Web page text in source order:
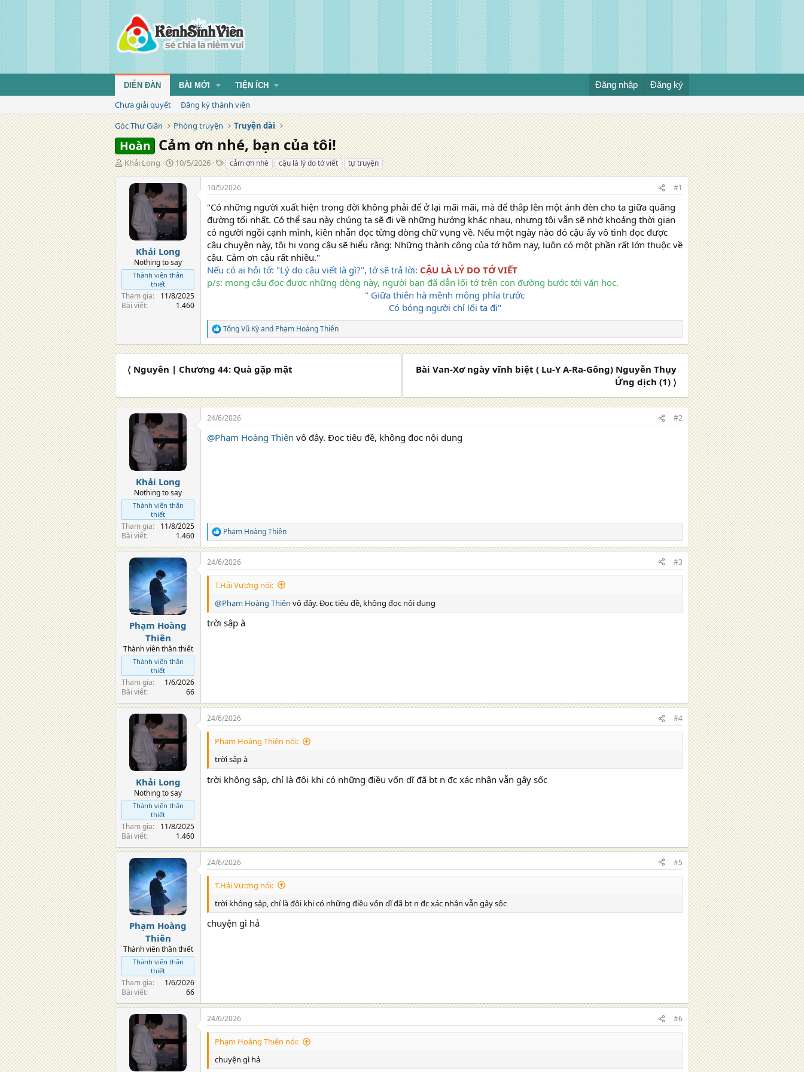
DIỄN ĐÀN BÀI MỚI TIỆN ÍCH Đăng nhập Đăng ký
Chưa giải quyết
Đăng ký thành viên
Góc Thư Giãn
Phòng truyện Truyện dài
Hoàn Cảm ơn nhé, bạn của tôi!
T
á
Khải Long
N
g
à
y
đ
ă
n
g
10/5/2026
T
ừ
k
h
ó
a
cảm ơn nhé cậu là lý do tớ viết tự truyện
Khải Long
Nothing to say
Thành viên thân
thiết
Tham gia
11/8/2025
Bài viết
1.460
10/5/2026 #1
"Có những người xuất hiện trong đời không phải để ở lại mãi mãi, mà để thắp lên một ánh đèn cho ta giữa quãng
đường tối nhất. Có thể sau này chúng ta sẽ đi về những hướng khác nhau, nhưng tôi vẫn sẽ nhớ khoảng thời gian
có người ngồi cạnh mình, kiên nhẫn đọc từng dòng chữ vụng về. Nếu một ngày nào đó cậu ấy vô tình đọc được
câu chuyện này, tôi hi vọng cậu sẽ hiểu rằng: Những thành công của tớ hôm nay, luôn có một phần rất lớn thuộc về
cậu. Cảm ơn cậu rất nhiều."
Nếu có ai hỏi tớ: "Lý do cậu viết là gì?", tớ sẽ trả lời: CẬU LÀ LÝ DO TỚ VIẾT
p/s: mong cậu đọc được những dòng này, người bạn đã dẫn lối tớ trên con đường bước tới văn học.
" Giữa thiên hà mênh mông phía trước
Có bóng người chỉ lối ta đi"
R
e
a
t
n
s
:
Tống Vũ Kỳand Phạm Hoàng Thiên
〈 Nguyên | Chương 44: Quà gặp mặt
Bài Van-Xơ ngày vĩnh biệt ( Lu-Y A-Ra-Gông) Nguyễn Thụy
Ứng dịch (1) 〉
Khải Long
Nothing to say
Thành viên thân
thiết
Tham gia
11/8/2025
Bài viết
1.460
24/6/2026 #2
@Phạm Hoàng Thiên vô đây. Đọc tiêu đề, không đọc nội dung
R
e
a
c
t
n
s
:
Phạm Hoàng Thiên
Phạm Hoàng
Thiên
Thành viên thân thiết
Thành viên thân
thiết
Tham gia
1/6/2026
Bài viết
66
24/6/2026 #3
T.Hải Vương nói:
@Phạm Hoàng Thiên vô đây. Đọc tiêu đề, không đọc nội dung
trời sập à
Khải Long
Nothing to say
Thành viên thân
thiết
Tham gia
11/8/2025
Bài viết
1.460
24/6/2026 #4
Phạm Hoàng Thiên nói:
trời sập à
trời không sập, chỉ là đôi khi có những điều vốn dĩ đã bt n đc xác nhận vẫn gây sốc
Phạm Hoàng
Thiên
Thành viên thân thiết
Thành viên thân
thiết
Tham gia
1/6/2026
Bài viết
66
24/6/2026 #5
T.Hải Vương nói:
trời không sập, chỉ là đôi khi có những điều vốn dĩ đã bt n đc xác nhận vẫn gây sốc
chuyện gì hả
24/6/2026 #6
Phạm Hoàng Thiên nói:
chuyện gì hả